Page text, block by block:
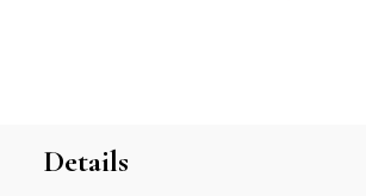
Details